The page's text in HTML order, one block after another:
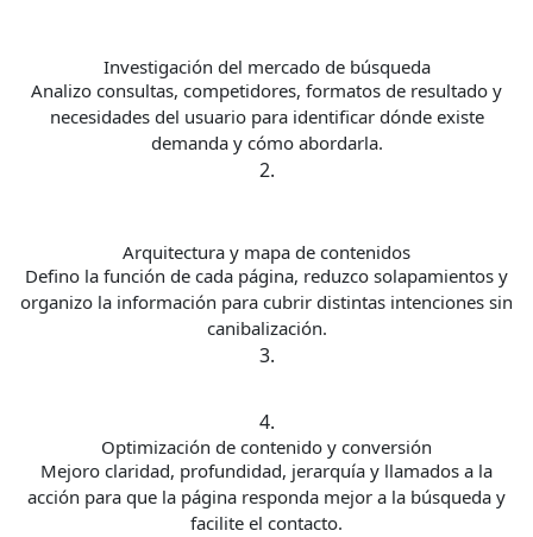
Investigación del mercado de búsqueda
Analizo consultas, competidores, formatos de resultado y
necesidades del usuario para identificar dónde existe
demanda y cómo abordarla.
2.
Arquitectura y mapa de contenidos
Defino la función de cada página, reduzco solapamientos y
organizo la información para cubrir distintas intenciones sin
canibalización.
3.
4.
Optimización de contenido y conversión
Mejoro claridad, profundidad, jerarquía y llamados a la
acción para que la página responda mejor a la búsqueda y
facilite el contacto.